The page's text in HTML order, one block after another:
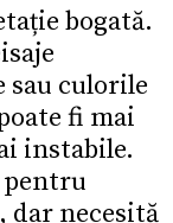
bogată.
sau culorile
fi mai
instabile.
pentru
necesită